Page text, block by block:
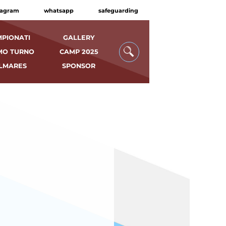
whatsapp safeguarding
GALLERY
TURNO
CAMP 2025
SPONSOR